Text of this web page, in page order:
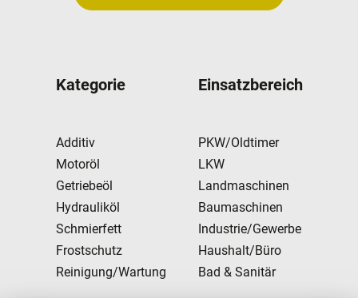
Kategorie
Additiv
Motoröl
Getriebeöl
Hydrauliköl
Schmierfett
Frostschutz
Reinigung/Wartung
Einsatzbereich
PKW/Oldtimer
LKW
Landmaschinen
Baumaschinen
Industrie/Gewerbe
Haushalt/Büro
Bad & Sanitär